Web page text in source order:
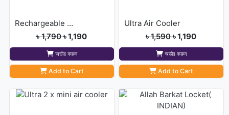
Rechargeable Green Fan-1200 MAh Battery
৳ 1,790৳ 1,190
অর্ডার করুন
Add to Cart
Ultra Air Cooler
৳ 1,590৳ 1,190
অর্ডার করুন
Add to Cart